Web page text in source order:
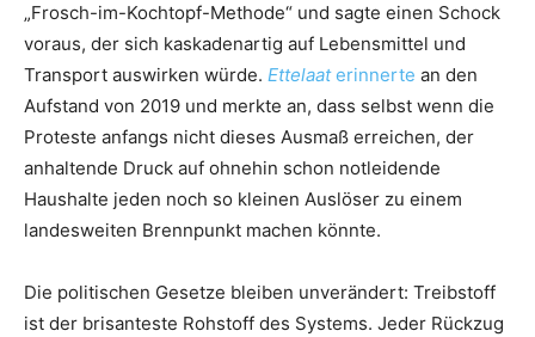
„Frosch-im-Kochtopf-Methode“ und sagte einen Schock
voraus, der sich kaskadenartig auf Lebensmittel und
Transport auswirken würde. Ettelaaterinnerte an den
Aufstand von 2019 und merkte an, dass selbst wenn die
Proteste anfangs nicht dieses Ausmaß erreichen, der
anhaltende Druck auf ohnehin schon notleidende
Haushalte jeden noch so kleinen Auslöser zu einem
landesweiten Brennpunkt machen könnte.
Die politischen Gesetze bleiben unverändert: Treibstoff
ist der brisanteste Rohstoff des Systems. Jeder Rückzug